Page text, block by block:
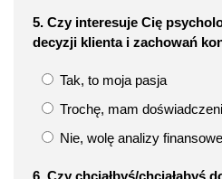
5. Czy interesuje Cię
decyzji klienta i zachowań
Tak, to moja pasja
Trochę, mam
Nie, wolę analizy finansowe
6. Czy chciałbyś/chciałabyś